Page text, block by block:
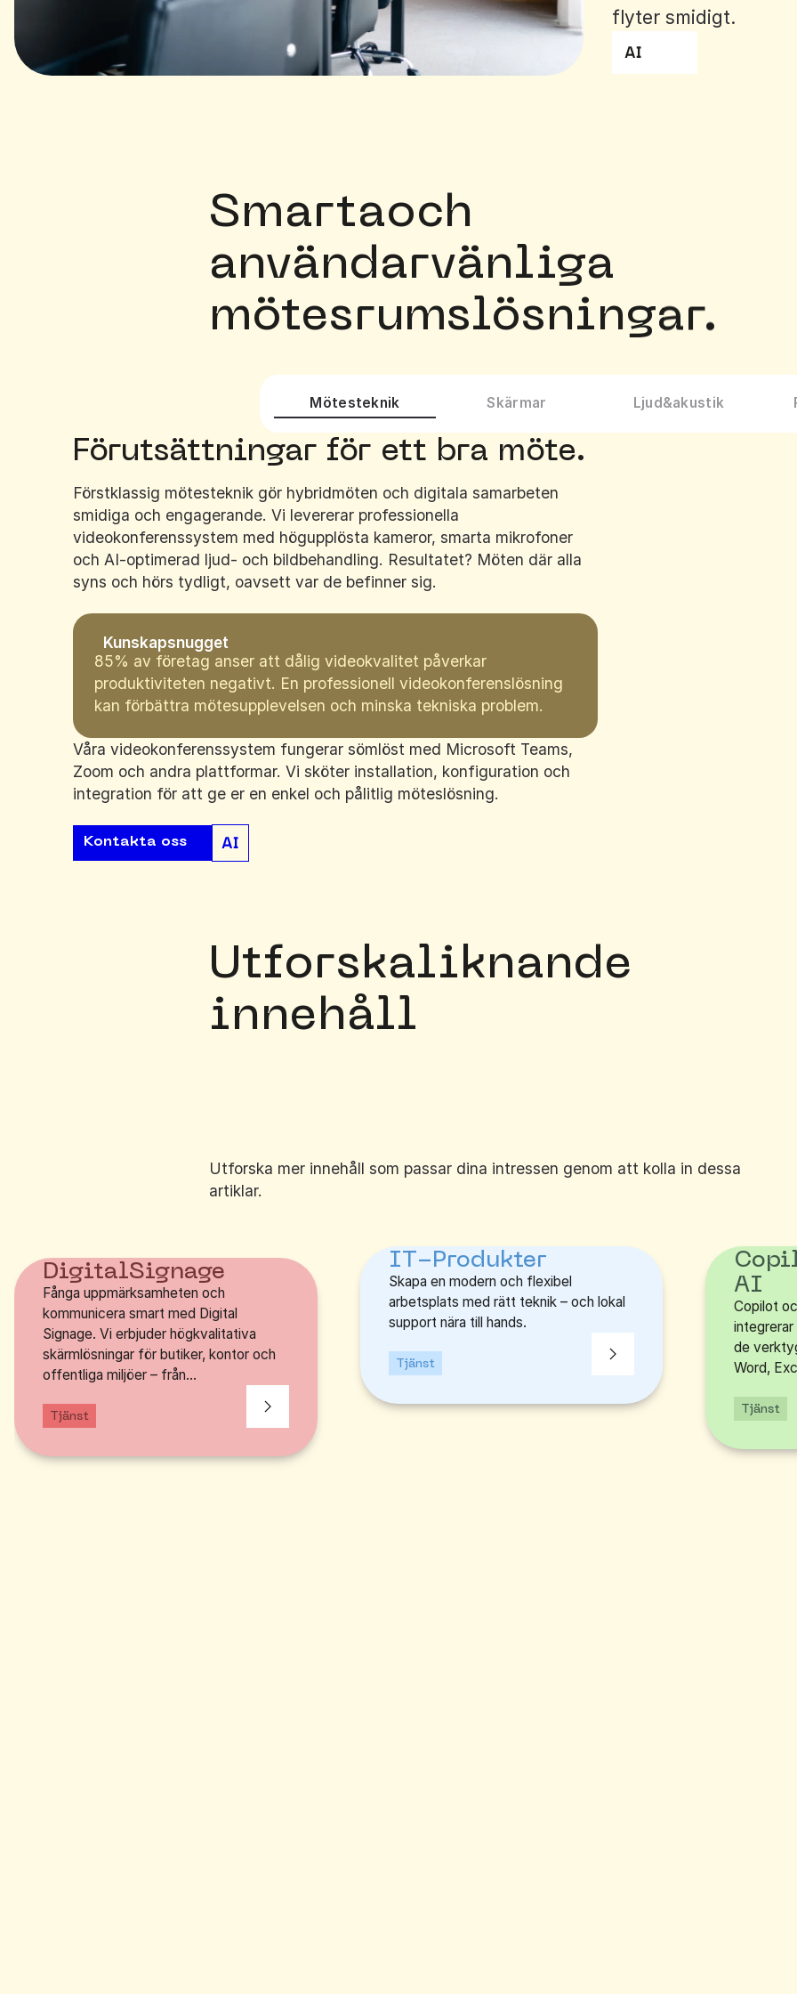
flyter smidigt.
Smartaoch
användarvänliga
mötesrumslösningar.
Mötesteknik Skärmar Ljud&akustik
Förutsättningar för ett bra möte.
Förstklassig mötesteknik gör hybridmöten och digitala samarbeten
smidiga och engagerande. Vi levererar professionella
videokonferenssystem med högupplösta kameror, smarta mikrofoner
och AI-optimerad ljud- och bildbehandling. Resultatet? Möten där alla
syns och hörs tydligt, oavsett var de befinner sig.
Kunskapsnugget
85% av företag anser att dålig videokvalitet påverkar
produktiviteten negativt. En professionell videokonferenslösning
kan förbättra mötesupplevelsen och minska tekniska problem.
Våra videokonferenssystem fungerar sömlöst med Microsoft Teams,
Zoom och andra plattformar. Vi sköter installation, konfiguration och
integration för att ge er en enkel och pålitlig möteslösning.
Kontakta oss
Utforskaliknande
innehåll
Utforska mer innehåll som passar dina intressen genom att kolla in dessa
artiklar.
DigitalSignage
Fånga uppmärksamheten och
kommunicera smart med Digital
Signage. Vi erbjuder högkvalitativa
skärmlösningar för butiker, kontor och
offentliga miljöer – från...
Tjänst
IT-Produkter
Skapa en modern och flexibel
arbetsplats med rätt teknik – och lokal
support nära till hands.
Tjänst
AI
Copilot
de
Word,
Tjänst